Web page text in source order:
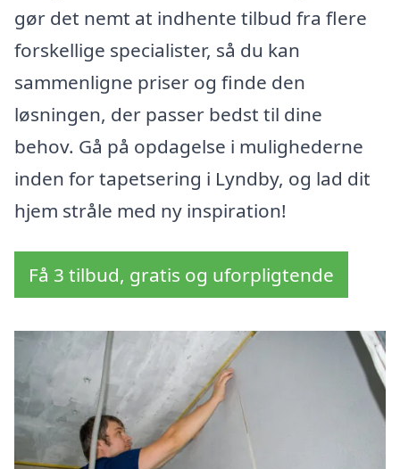
gør det nemt at indhente tilbud fra flere
forskellige specialister, så du kan
sammenligne priser og finde den
løsningen, der passer bedst til dine
behov. Gå på opdagelse i mulighederne
inden for tapetsering i Lyndby, og lad dit
hjem stråle med ny inspiration!
Få 3 tilbud, gratis og uforpligtende